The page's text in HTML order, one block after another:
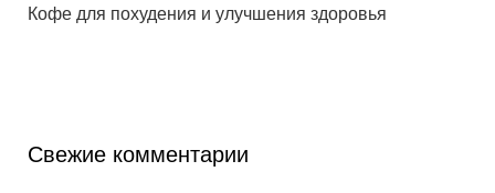
Кофе для похудения и улучшения здоровья
Свежие комментарии